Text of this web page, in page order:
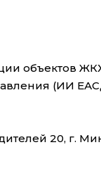
объектов
(ИИ
20, г.